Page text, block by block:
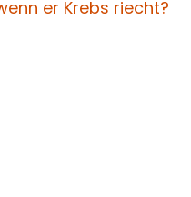
er Krebs riecht?